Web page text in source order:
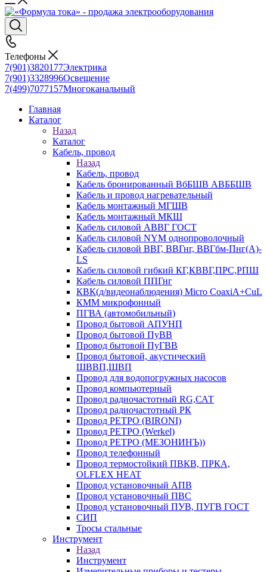
Телефоны
7(901)3820177Электрика
7(901)3328996Освещение
7(499)7077157Многоканальный
Главная
Каталог
Назад
Каталог
Кабель, провод
Назад
Кабель, провод
Кабель бронированный ВбБШВ АВББШВ
Кабель и провод нагревательный
Кабель монтажный МГШВ
Кабель монтажный МКШ
Кабель силовой АВВГ ГОСТ
Кабель силовой NYM однопроволочный
Кабель силовой ВВГ, ВВГнг, ВВГбм-Пнг(А)-
LS
Кабель силовой гибкий КГ,КВВГ,ПРС,РПШ
Кабель силовой ППГнг
КВК(д/видеонаблюдения) Micro CoaxiA+CuL
КММ микрофонный
ПГВА (автомобильный)
Провод бытовой АПУНП
Провод бытовой ПуВВ
Провод бытовой ПуГВВ
Провод бытовой, акустический
ШВВП,ШВП
Провод для водопогружных насосов
Провод компьютерный
Провод радиочастотный RG,САТ
Провод радиочастотный РК
Провод РЕТРО (BIRONI)
Провод РЕТРО (Werkel)
Провод РЕТРО (МЕЗОНИНЪ))
Провод телефонный
Провод термостойкий ПВКВ, ПРКА,
OLFLEX HEAT
Провод установочный АПВ
Провод установочный ПВС
Провод установочный ПУВ, ПУГВ ГОСТ
СИП
Тросы стальные
Инструмент
Назад
Инструмент